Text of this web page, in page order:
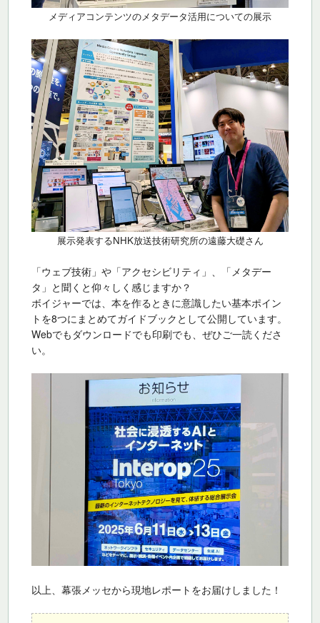
メディアコンテンツのメタデータ活用についての展示
展示発表するNHK放送技術研究所の遠藤大礎さん
「ウェブ技術」や「アクセシビリティ」、「メタデー
タ」と聞くと仰々しく感じますか？
ボイジャーでは、本を作るときに意識したい基本ポイン
トを8つにまとめてガイドブックとして公開しています。
Webでもダウンロードでも印刷でも、ぜひご一読くださ
い。
以上、幕張メッセから現地レポートをお届けしました！